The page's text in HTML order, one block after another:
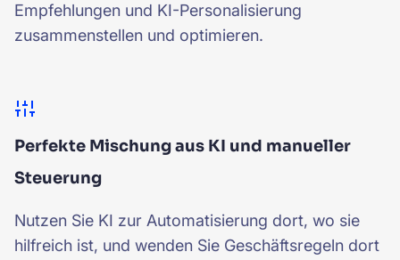
Empfehlungen und KI-Personalisierung
zusammenstellen und optimieren.
Perfekte Mischung aus KI und manueller
Steuerung
Nutzen Sie KI zur Automatisierung dort, wo sie
hilfreich ist, und wenden Sie Geschäftsregeln dort